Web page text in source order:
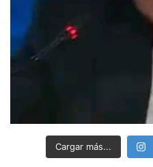
Cargar más...